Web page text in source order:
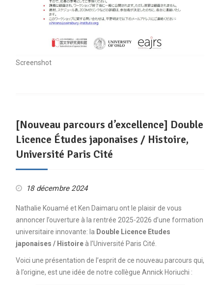
Screenshot
[Nouveau parcours d’excellence] Double
Licence Études japonaises / Histoire,
Université Paris Cité
18 décembre 2024
Nathalie Kouamé et Ken Daimaru ont le plaisir de vous
annoncer l’ouverture à la rentrée 2025-2026 d’une formation
universitaire innovante: la Double Licence Etudes
japonaises / Histoire à l’Université Paris Cité.
Voici une présentation de l’esprit de ce nouveau parcours qui,
à l’origine, est une idée de notre collègue Annick Horiuchi :